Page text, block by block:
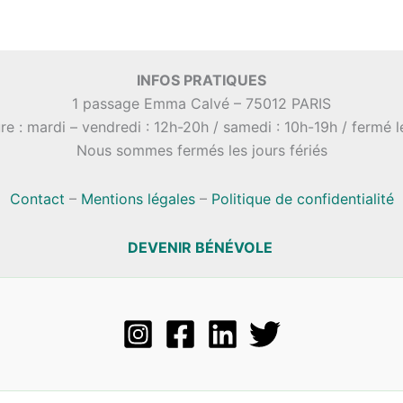
INFOS PRATIQUES
1 passage Emma Calvé – 75012 PARIS
: mardi – vendredi : 12h-20h / samedi : 10h-19h / fermé
Nous sommes fermés les jours fériés
Contact – Mentions légales– Politique de confidentialité
DEVENIR BÉNÉVOLE